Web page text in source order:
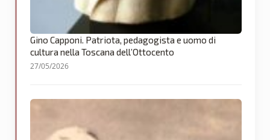
Gino Capponi. Patriota, pedagogista e uomo di
cultura nella Toscana dell’Ottocento
27/05/2026